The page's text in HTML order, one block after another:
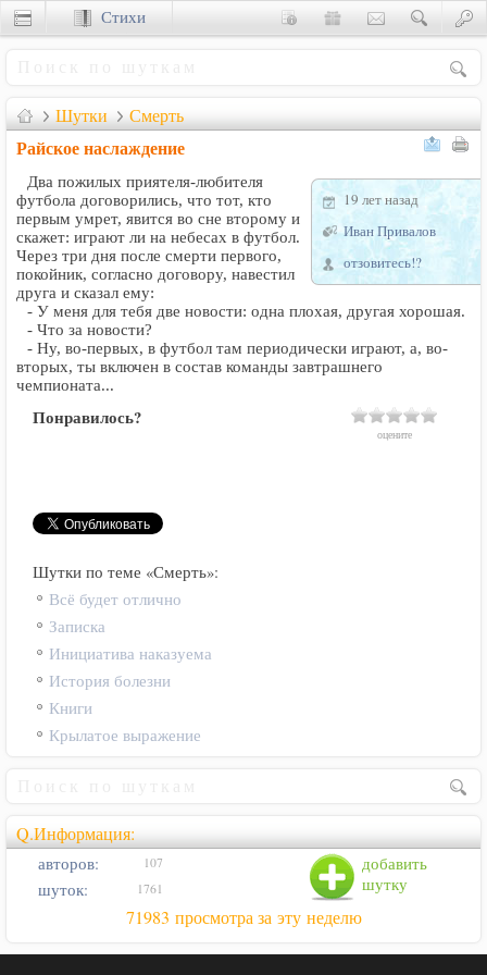
Шутки Смерть
Райское наслаждение
19 лет назад
Иван Привалов
отзовитесь!?
Два пожилых приятеля-любителя
футбола договорились, что тот, кто
первым умрет, явится во сне второму и
скажет: играют ли на небесах в футбол.
Через три дня после смерти первого,
покойник, согласно договору, навестил
друга и сказал ему:
- У меня для тебя две новости: одна плохая, другая хорошая.
- Что за новости?
- Ну, во-первых, в футбол там периодически играют, а, во-
вторых, ты включен в состав команды завтрашнего
чемпионата...
Понравилось?
оцените
Шутки по теме «Смерть»:
Всё будет отлично
Записка
Инициатива наказуема
История болезни
Книги
Крылатое выражение
Q.Информация:
добавить
шутку
авторов: 107
шуток: 1761
71983 просмотра за эту неделю
Стихи